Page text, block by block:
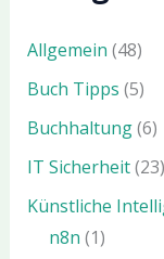
Allgemein (48)
Buch Tipps (5)
Buchhaltung(6)
IT Sicherheit(23)
Künstliche
n8n (1)